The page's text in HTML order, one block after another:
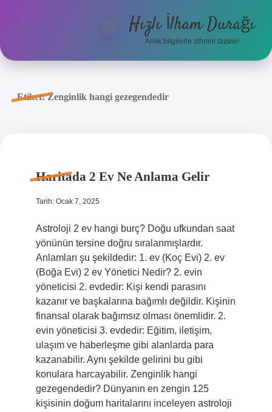
Anasayfa
menüyüHızlı İlham Durağı
Anlık bilgilerle zihnini tazele!
Etiket:Zenginlik hangi gezegendedir
Haritada 2 Ev Ne Anlama Gelir
Tarih: Ocak 7, 2025
Astroloji 2 ev hangi burç? Doğu ufkundan saat
yönünün tersine doğru sıralanmışlardır.
Anlamları şu şekildedir: 1. ev (Koç Evi) 2. ev
(Boğa Evi) 2 ev Yönetici Nedir? 2. evin
yöneticisi 2. evdedir: Kişi kendi parasını
kazanır ve başkalarına bağımlı değildir. Kişinin
finansal olarak bağımsız olması önemlidir. 2.
evin yöneticisi 3. evdedir: Eğitim, iletişim,
ulaşım ve haberleşme gibi alanlarda para
kazanabilir. Aynı şekilde gelirini bu gibi
konulara harcayabilir. Zenginlik hangi
gezegendedir? Dünyanın en zengin 125
kişisinin doğum haritalarını inceleyen astroloji